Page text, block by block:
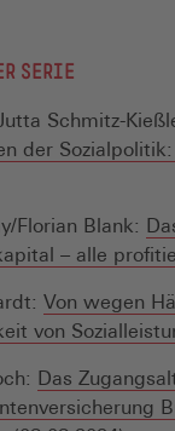
SERIE
Schmitz-
der
Florian Blank:
– alle
Von wegen
von
Das